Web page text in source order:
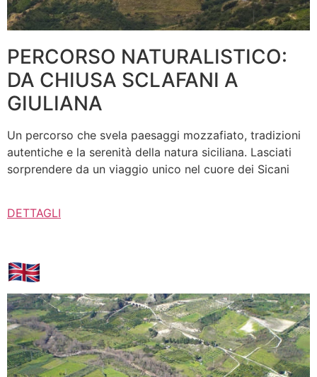
PERCORSO NATURALISTICO:
DA CHIUSA SCLAFANI A
GIULIANA
Un percorso che svela paesaggi mozzafiato, tradizioni
autentiche e la serenità della natura siciliana. Lasciati
sorprendere da un viaggio unico nel cuore dei Sicani
DETTAGLI